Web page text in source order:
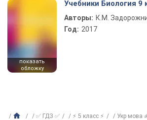
показать
обложку
Учебники Биология 9
Авторы: К.М.
Год: 2017
✅ ГДЗ ✅ ⚡ 5 класс ⚡
Укр мова